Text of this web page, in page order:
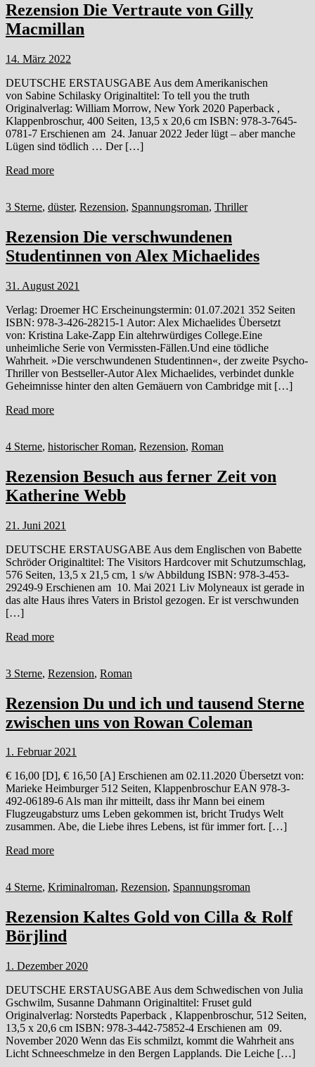
Rezension Die Vertraute von Gilly
Macmillan
14. März 2022
DEUTSCHE ERSTAUSGABE Aus dem Amerikanischen
von Sabine Schilasky Originaltitel: To tell you the truth
Originalverlag: William Morrow, New York 2020 Paperback ,
Klappenbroschur, 400 Seiten, 13,5 x 20,6 cm ISBN: 978-3-7645-
0781-7 Erschienen am 24. Januar 2022 Jeder lügt – aber manche
Lügen sind tödlich … Der […]
Read more
3 Sterne, düster, Rezension, Spannungsroman, Thriller
Rezension Die verschwundenen
Studentinnen von Alex Michaelides
31. August 2021
Verlag: Droemer HC Erscheinungstermin: 01.07.2021 352 Seiten
ISBN: 978-3-426-28215-1 Autor: Alex Michaelides Übersetzt
von: Kristina Lake-Zapp Ein altehrwürdiges College.Eine
unheimliche Serie von Vermissten-Fällen.Und eine tödliche
Wahrheit. »Die verschwundenen Studentinnen«, der zweite Psycho-
Thriller von Bestseller-Autor Alex Michaelides, verbindet dunkle
Geheimnisse hinter den alten Gemäuern von Cambridge mit […]
Read more
4 Sterne, historischer Roman, Rezension, Roman
Rezension Besuch aus ferner Zeit von
Katherine Webb
21. Juni 2021
DEUTSCHE ERSTAUSGABE Aus dem Englischen von Babette
Schröder Originaltitel: The Visitors Hardcover mit Schutzumschlag,
576 Seiten, 13,5 x 21,5 cm, 1 s/w Abbildung ISBN: 978-3-453-
29249-9 Erschienen am 10. Mai 2021 Liv Molyneaux ist gerade in
das alte Haus ihres Vaters in Bristol gezogen. Er ist verschwunden
[…]
Read more
3 Sterne, Rezension, Roman
Rezension Du und ich und tausend Sterne
zwischen uns von Rowan Coleman
1. Februar 2021
€ 16,00 [D], € 16,50 [A] Erschienen am 02.11.2020 Übersetzt von:
Marieke Heimburger 512 Seiten, Klappenbroschur EAN 978-3-
492-06189-6 Als man ihr mitteilt, dass ihr Mann bei einem
Flugzeugabsturz ums Leben gekommen ist, bricht Trudys Welt
zusammen. Abe, die Liebe ihres Lebens, ist für immer fort. […]
Read more
4 Sterne, Kriminalroman, Rezension, Spannungsroman
Rezension Kaltes Gold von Cilla & Rolf
Börjlind
1. Dezember 2020
DEUTSCHE ERSTAUSGABE Aus dem Schwedischen von Julia
Gschwilm, Susanne Dahmann Originaltitel: Fruset guld
Originalverlag: Norstedts Paperback , Klappenbroschur, 512 Seiten,
13,5 x 20,6 cm ISBN: 978-3-442-75852-4 Erschienen am 09.
November 2020 Wenn das Eis schmilzt, kommt die Wahrheit ans
Licht Schneeschmelze in den Bergen Lapplands. Die Leiche […]